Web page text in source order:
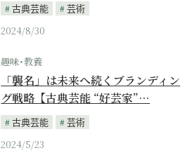
古典芸能
芸術
2024/8/30
趣味･教養
「襲名」は未来へ続くブランディン
グ戦略【古典芸能 “好芸家”…
古典芸能
芸術
2024/5/23